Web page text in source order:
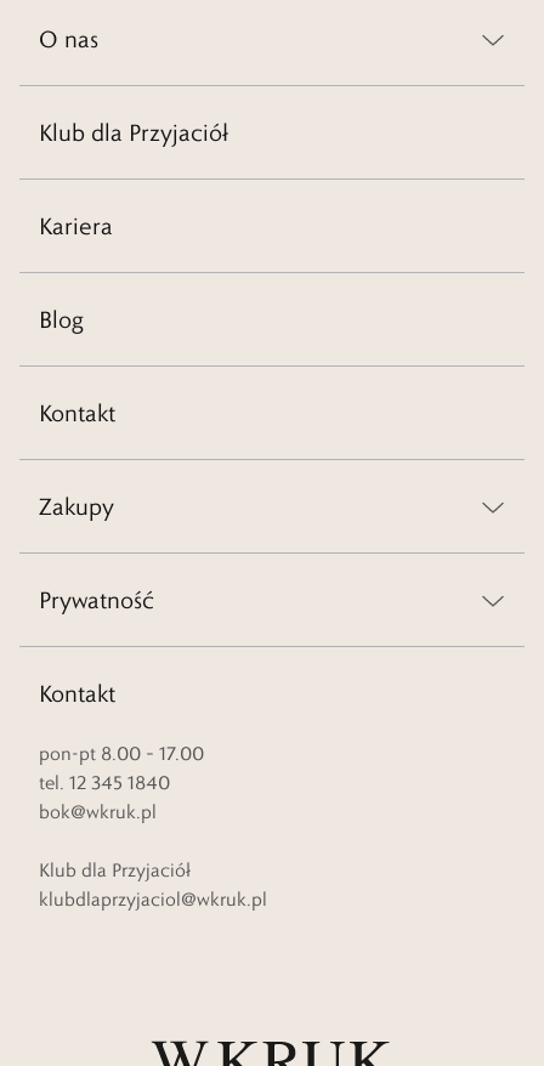
O nas
Klub dla Przyjaciół
Kariera
Blog
Kontakt
Zakupy
Prywatność
Kontakt
pon-pt 8.00 – 17.00
tel. 12 345 1840
bok@wkruk.pl
Klub dla Przyjaciół
klubdlaprzyjaciol@wkruk.pl